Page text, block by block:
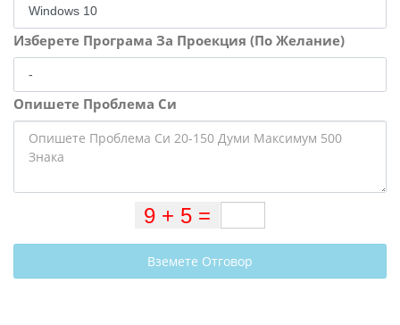
Изберете Програма За Проекция (По Желание)
Опишете Проблема Си
Вземете Отговор